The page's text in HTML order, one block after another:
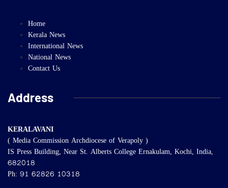
Home
Kerala News
International News
National News
Contact Us
Address
KERALAVANI
( Media Commission Archdiocese of Verapoly )
IS Press Building, Near St. Alberts College Ernakulam, Kochi, India,
682018
Ph: 91 62826 10318